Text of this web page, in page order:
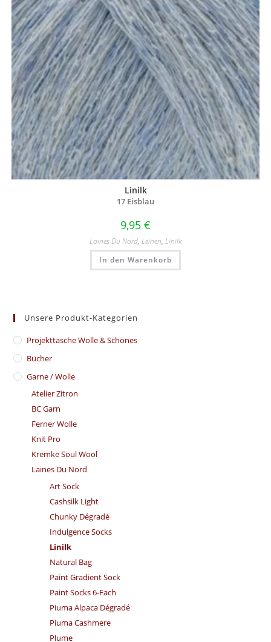
Linilk
17 Eisblau
9,95 €
Laines Du Nord, Leinen, Linilk
In den Warenkorb
Unsere Produkt-Kategorien
​Projekttasche Wolle & Schönes
Bücher
Garne / Wolle
Atelier Zitron
BC Garn
Ferner Wolle
Knit Pro
Kremke Soul Wool
Laines Du Nord
Art Sock
Cashsilk Light
Chunky Dégradé
Indulgence Socks
Linilk
Natural Bag
Paint Gradient Sock
Paint Socks 6-Fach
Piuma Alpaca Dégradé
Piuma Cashmere
Plume